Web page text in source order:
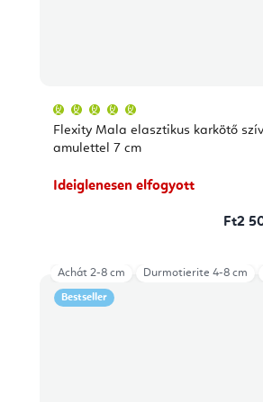
Flexity Mala elasztikus karkötő szív
amulettel 7 cm
átlagos
értékelése
5-
csillag.
Ideiglenesen elfogyott
Ft2
Bestseller
Achát 2-8 cm Durmotierite 4-8 cm